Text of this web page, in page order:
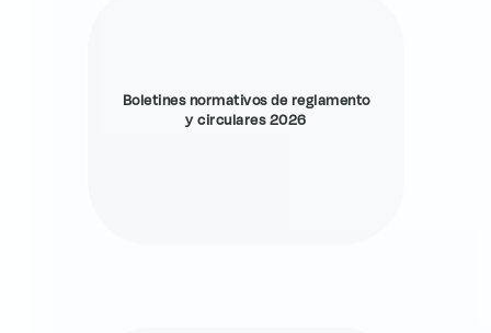
Boletines normativos de reglamento
y circulares 2026